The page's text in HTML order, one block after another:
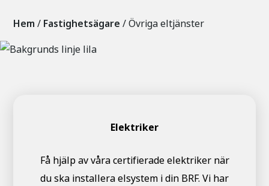
Hem / Fastighetsägare /Övriga eltjänster
Elektriker
Få hjälp av våra certifierade elektriker när
du ska installera elsystem i din BRF. Vi har